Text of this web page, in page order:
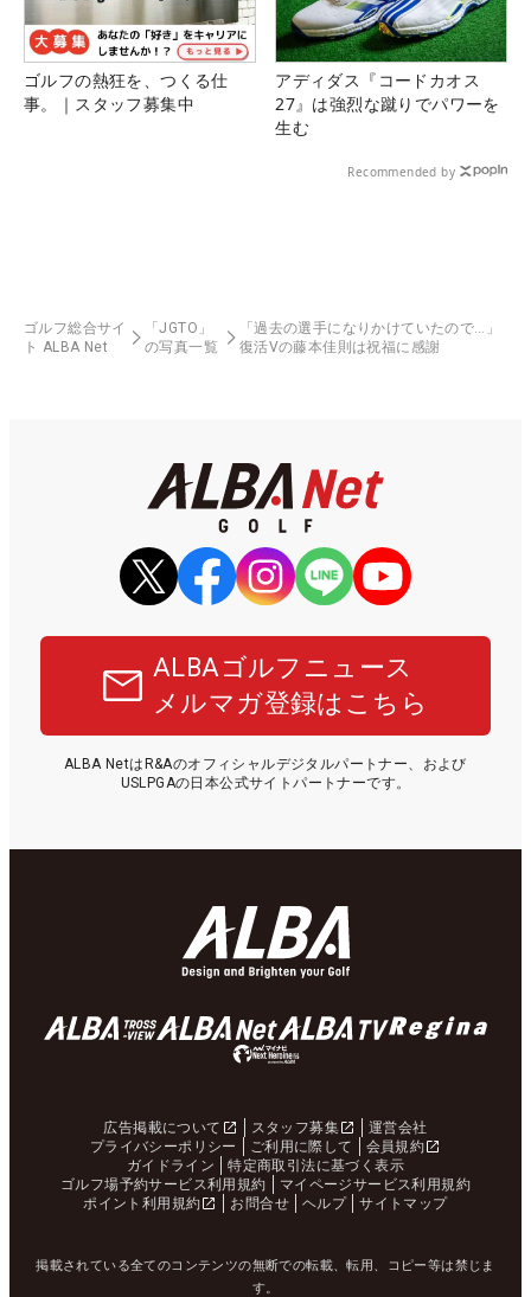
ゴルフの熱狂を、つくる仕
事。｜スタッフ募集中
アディダス『コードカオス
27』は強烈な蹴りでパワーを
生む
Recommended by
ゴルフ総合サイ
ト ALBA Net
「JGTO」
の写真一覧
「過去の選手になりかけていたので…」
復活Vの藤本佳則は祝福に感謝
ALBAゴルフニュース
メルマガ登録はこちら
ALBA NetはR&Aのオフィシャルデジタルパートナー、および
USLPGAの日本公式サイトパートナーです。
広告掲載について スタッフ募集
運営会社
プライバシーポリシー
ご利用に際して
会員規約
ガイドライン
特定商取引法に基づく表示
ゴルフ場予約サービス利用規約
マイページサービス利用規約
ポイント利用規約
お問合せ ヘルプ サイトマップ
掲載されている全てのコンテンツの無断での転載、転用、コピー等は禁じま
す。